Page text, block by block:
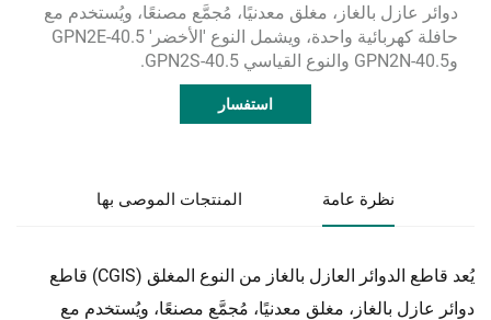
دوائر عازل بالغاز، مغلق معدنيًا، مُجمَّع مصنعًا، ويُستخدم مع
حافلة كهربائية واحدة، ويشمل النوع 'الأخضر' GPN2E-40.5
وGPN2N-40.5 والنوع القياسي GPN2S-40.5.
استفسار
نظرة عامة المنتجات الموصى بها
يُعد قاطع الدوائر العازل بالغاز من النوع المغلق (CGIS) قاطع
دوائر عازل بالغاز، مغلق معدنيًا، مُجمَّع مصنعًا، ويُستخدم مع